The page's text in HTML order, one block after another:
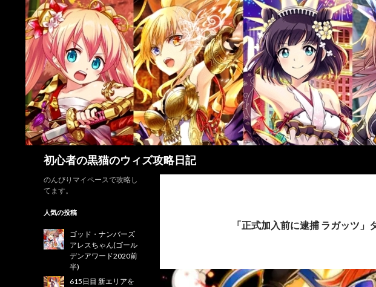
初心者の黒猫のウィズ攻略日記
「正式加入前に逮捕 ラガッツ」
のんびりマイペースで攻略し
てます。
人気の投稿
ゴッド・ナンバーズ
アレスちゃん(ゴール
デンアワード2020前
半)
615日目 新エリアを